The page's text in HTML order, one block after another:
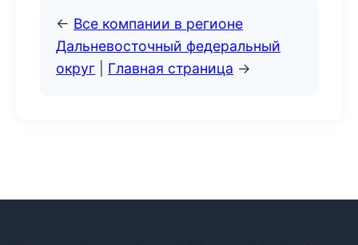
← Все компании в регионе
Дальневосточный федеральный
округ
Главная страница →